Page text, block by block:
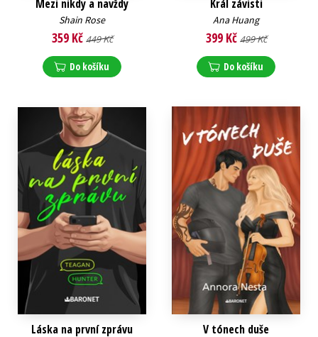
Mezi nikdy a navždy
Shain Rose
359 Kč 449 Kč
Do košíku
Král závisti
Ana Huang
399 Kč 499 Kč
Do košíku
Láska na první zprávu V tónech duše